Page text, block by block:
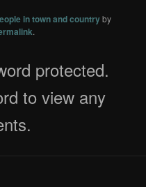
in town and countryby
.
protected.
to view any